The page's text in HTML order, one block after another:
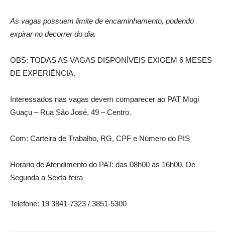
As vagas possuem limite de encaminhamento, podendo
expirar no decorrer do dia.
OBS: TODAS AS VAGAS DISPONÍVEIS EXIGEM 6 MESES
DE EXPERIÊNCIA.
Interessados nas vagas devem comparecer ao PAT Mogi
Guaçu – Rua São José, 49 – Centro.
Com: Carteira de Trabalho, RG, CPF e Número do PIS
Horário de Atendimento do PAT: das 08h00 às 16h00. De
Segunda a Sexta-feira
Telefone: 19 3841-7323 / 3851-5300